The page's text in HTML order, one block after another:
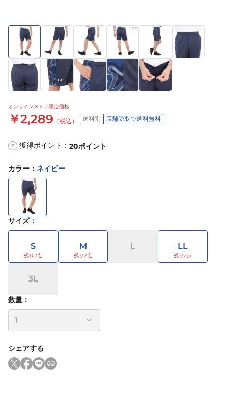
オンラインストア限定価格
￥2,289 （税込） 送料別 店舗受取で送料無料
P 獲得ポイント： 20ポイント
カラー ： ネイビー
サイズ：
S M L LL
3L
数量：
シェアする